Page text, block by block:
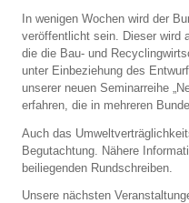
In wenigen Wochen wird der
veröffentlicht sein. Dieser wird
die die Bau- und
unter Einbeziehung des
unserer neuen Seminarreihe
erfahren, die in mehreren
Auch das
Begutachtung. Nähere
beiliegenden Rundschreiben.
Unsere nächsten